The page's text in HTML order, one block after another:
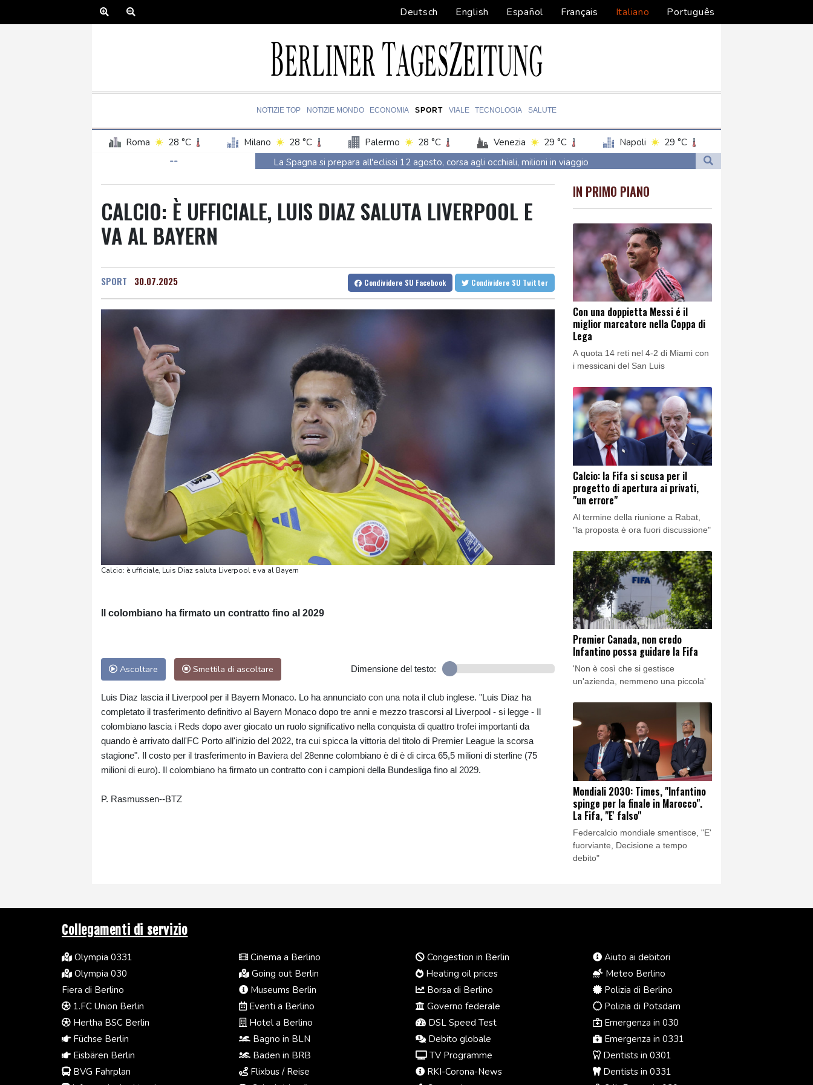
Deutsch English Español Français Italiano Português
NOTIZIE TOP NOTIZIE MONDO ECONOMIA SPORT VIALE TECNOLOGIA SALUTE
Roma 28 °C Milano 28 °C Palermo 28 °C Venezia 29 °C Napoli 29 °C
--
La Spagna si prepara all'eclissi 12 agosto, corsa agli occhiali, milioni in viaggio
++ Antitrust, 'ostacolo a corse gratis', multa milionaria a monopattini e bikesharing ++
++ Antitrust, 'ostacolo a corse gratis', multa milionaria a monopattini e bikesharing ++
++ Istat, produzione industriale in calo dell'1% a giugno, su anno -0,6% ++
++ Istat, produzione industriale in calo dell'1% a giugno, su anno -0,6% ++
Per Mediolanum raccolta luglio da record, da inizio anno 7,78 miliardi
CALCIO: È UFFICIALE, LUIS DIAZ SALUTA LIVERPOOL E
VA AL BAYERN
SPORT 30.07.2025 Condividere SU Facebook Condividere SU Twitter
Calcio: è ufficiale, Luis Diaz saluta Liverpool e va al Bayern
Il colombiano ha firmato un contratto fino al 2029
Ascoltare Smettila di ascoltare Dimensione del testo:
Luis Diaz lascia il Liverpool per il Bayern Monaco. Lo ha annunciato con una nota il club inglese. "Luis Diaz ha
completato il trasferimento definitivo al Bayern Monaco dopo tre anni e mezzo trascorsi al Liverpool - si legge - Il
colombiano lascia i Reds dopo aver giocato un ruolo significativo nella conquista di quattro trofei importanti da
quando è arrivato dall'FC Porto all'inizio del 2022, tra cui spicca la vittoria del titolo di Premier League la scorsa
stagione". Il costo per il trasferimento in Baviera del 28enne colombiano è di è di circa 65,5 milioni di sterline (75
milioni di euro). Il colombiano ha firmato un contratto con i campioni della Bundesliga fino al 2029.
P. Rasmussen--BTZ
IN PRIMO PIANO
Con una doppietta Messi é il
miglior marcatore nella Coppa di
Lega
A quota 14 reti nel 4-2 di Miami con
i messicani del San Luis
Calcio: la Fifa si scusa per il
progetto di apertura ai privati,
"un errore"
Al termine della riunione a Rabat,
"la proposta è ora fuori discussione"
Premier Canada, non credo
Infantino possa guidare la Fifa
'Non è così che si gestisce
un'azienda, nemmeno una piccola'
Mondiali 2030: Times, "Infantino
spinge per la finale in Marocco".
La Fifa, "E' falso"
Federcalcio mondiale smentisce, "E'
fuorviante, Decisione a tempo
debito"
Collegamenti di servizio
Olympia 0331
Olympia 030
Fiera di Berlino
1.FC Union Berlin
Hertha BSC Berlin
Füchse Berlin
Eisbären Berlin
BVG Fahrplan
Cinema a Berlino
Going out Berlin
Museums Berlin
Eventi a Berlino
Hotel a Berlino
Bagno in BLN
Baden in BRB
Flixbus / Reise
Congestion in Berlin
Heating oil prices
Borsa di Berlino
Governo federale
DSL Speed Test
Debito globale
TV Programme
RKI-Corona-News
Aiuto ai debitori
Meteo Berlino
Polizia di Berlino
Polizia di Potsdam
Emergenza in 030
Emergenza in 0331
Dentists in 0301
Dentists in 0331